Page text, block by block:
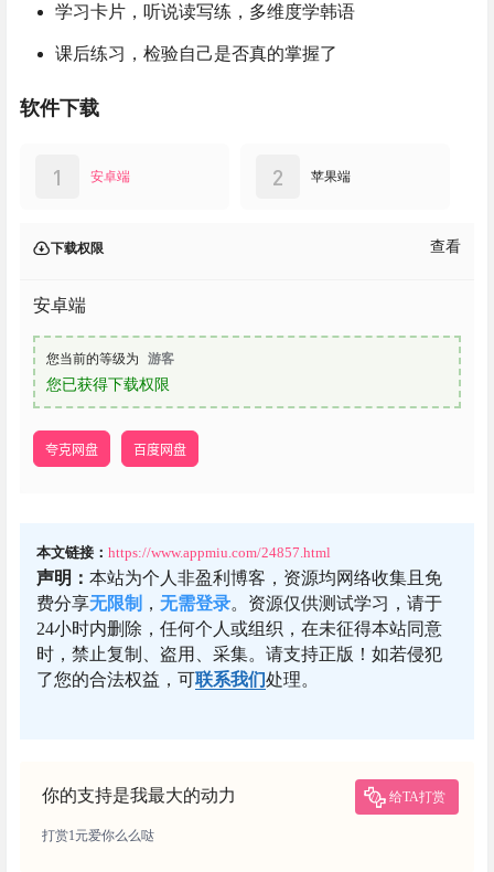
学习卡片，听说读写练，多维度学韩语
课后练习，检验自己是否真的掌握了
软件下载
安卓端
1 苹果端
2
下载权限 查看
安卓端
您当前的等级为 游客
您已获得下载权限
夸克网盘 百度网盘
本文链接： https://www.appmiu.com/24857.html
声明： 本站为个人非盈利博客，资源均网络收集且免
费分享无限制 ， 无需登录。资源仅供测试学习，请于
24小时内删除，任何个人或组织，在未征得本站同意
时，禁止复制、盗用、采集。请支持正版！如若侵犯
了您的合法权益，可 联系我们处理。
你的支持是我最大的动力 给TA打赏
打赏1元爱你么么哒